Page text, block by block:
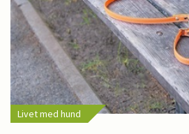
Livet med hund